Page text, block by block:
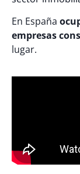
En España
empresas
lugar.